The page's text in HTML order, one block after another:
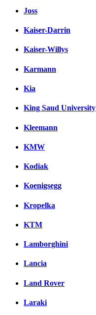
Joss
Kaiser-Darrin
Kaiser-Willys
Karmann
Kia
King Saud University
Kleemann
KMW
Kodiak
Koenigsegg
Kropelka
KTM
Lamborghini
Lancia
Land Rover
Laraki